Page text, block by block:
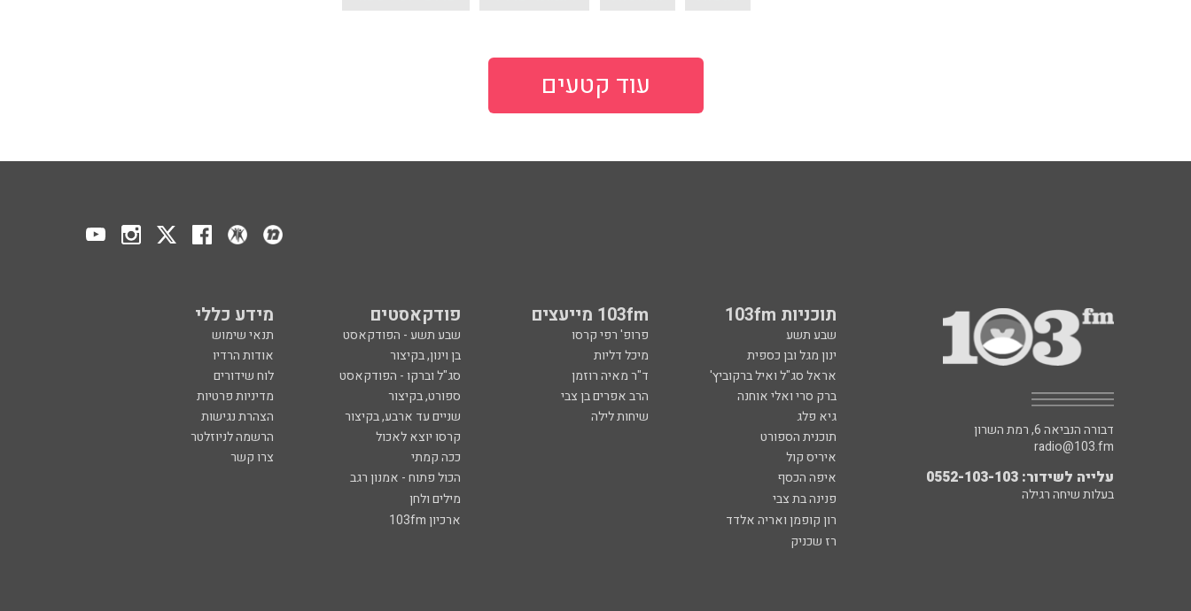
עוד קטעים
תוכניות 103fm 103fm מייעצים פודקאסטים מידע כללי
שבע תשע פרופ' רפי קרסו שבע תשע - הפודקאסט
תנאי שימוש
ינון מגל ובן כספית
מיכל דליות בן וינון, בקיצור
אודות הרדיו
אראל סג"ל ואיל ברקוביץ'
ד"ר מאיה רוזמן סג"ל וברקו - הפודקאסט
לוח שידורים
ברק סרי ואלי אוחנה
הרב אפרים בן צבי ספורט, בקיצור
מדיניות פרטיות
גיא פלג
שיחות לילה שניים עד ארבע, בקיצור
הצהרת נגישות
תוכנית הספורט
קרסו יוצא לאכול
הרשמה לניוזלטר
איריס קול
ככה קמתי
צרו קשר
איפה הכסף
הכול פתוח - אמנון רגב
פנינה בת צבי
מילים ולחן
רון קופמן ואריה אלדד
ארכיון 103fm
רז שכניק
דבורה הנביאה 6, רמת השרון
radio@103.fm
עלייה לשידור: 0552-103-103
בעלות שיחה רגילה